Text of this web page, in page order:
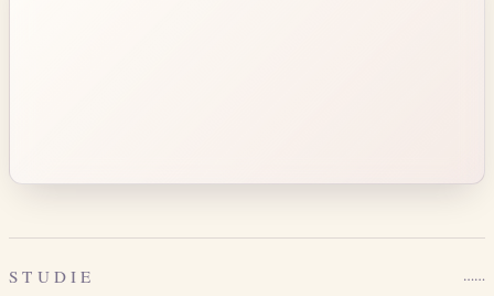
STUDIE ……